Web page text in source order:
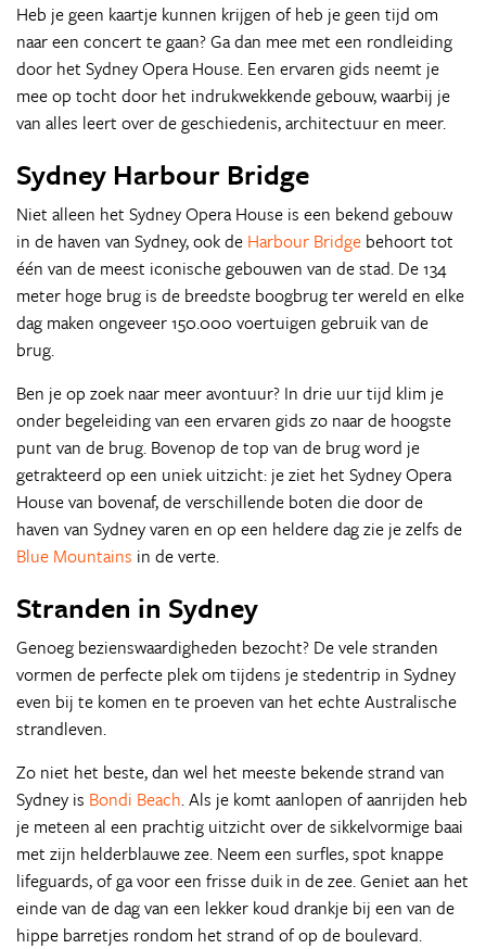
Heb je geen kaartje kunnen krijgen of heb je geen tijd om
naar een concert te gaan? Ga dan mee met een rondleiding
door het Sydney Opera House. Een ervaren gids neemt je
mee op tocht door het indrukwekkende gebouw, waarbij je
van alles leert over de geschiedenis, architectuur en meer.
Sydney Harbour Bridge
Niet alleen het Sydney Opera House is een bekend gebouw
in de haven van Sydney, ook de Harbour Bridge behoort tot
één van de meest iconische gebouwen van de stad. De 134
meter hoge brug is de breedste boogbrug ter wereld en elke
dag maken ongeveer 150.000 voertuigen gebruik van de
brug.
Ben je op zoek naar meer avontuur? In drie uur tijd klim je
onder begeleiding van een ervaren gids zo naar de hoogste
punt van de brug. Bovenop de top van de brug word je
getrakteerd op een uniek uitzicht: je ziet het Sydney Opera
House van bovenaf, de verschillende boten die door de
haven van Sydney varen en op een heldere dag zie je zelfs de
Blue Mountains in de verte.
Stranden in Sydney
Genoeg bezienswaardigheden bezocht? De vele stranden
vormen de perfecte plek om tijdens je stedentrip in Sydney
even bij te komen en te proeven van het echte Australische
strandleven.
Zo niet het beste, dan wel het meeste bekende strand van
Sydney is Bondi Beach. Als je komt aanlopen of aanrijden heb
je meteen al een prachtig uitzicht over de sikkelvormige baai
met zijn helderblauwe zee. Neem een surfles, spot knappe
lifeguards, of ga voor een frisse duik in de zee. Geniet aan het
einde van de dag van een lekker koud drankje bij een van de
hippe barretjes rondom het strand of op de boulevard.